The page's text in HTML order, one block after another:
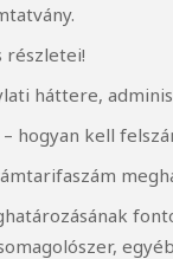
részletei!
háttere,
hogyan kell